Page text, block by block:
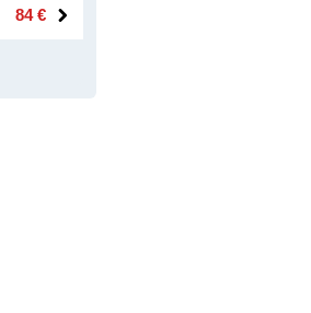
84 €